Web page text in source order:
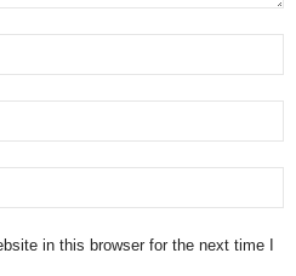
in this browser for the next time I